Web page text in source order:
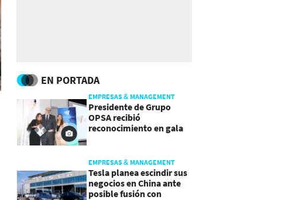
EN PORTADA
EMPRESAS & MANAGEMENT
Presidente de Grupo
OPSA recibió
reconocimiento en gala
EMPRESAS & MANAGEMENT
Tesla planea escindir sus
negocios en China ante
posible fusión con